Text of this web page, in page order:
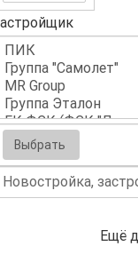
Выбрать
Ещё